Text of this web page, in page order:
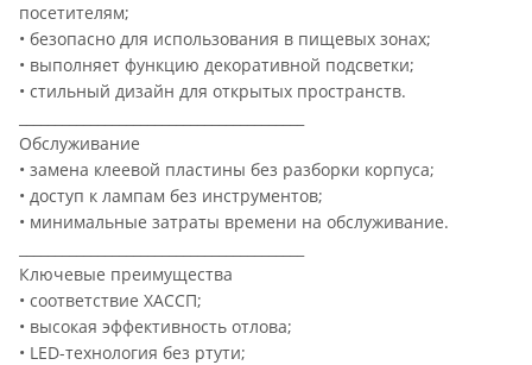
посетителям;
• безопасно для использования в пищевых зонах;
• выполняет функцию декоративной подсветки;
• стильный дизайн для открытых пространств.
Обслуживание
• замена клеевой пластины без разборки корпуса;
• доступ к лампам без инструментов;
• минимальные затраты времени на обслуживание.
Ключевые преимущества
• соответствие ХАССП;
• высокая эффективность отлова;
• LED-технология без ртути;